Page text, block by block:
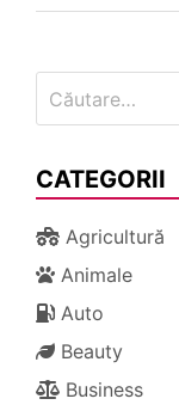
după:
CATEGORII
Agricultură
Animale
Auto
Beauty
Business